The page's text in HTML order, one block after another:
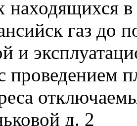
находящихся
газ до
и
проведением
д. 2